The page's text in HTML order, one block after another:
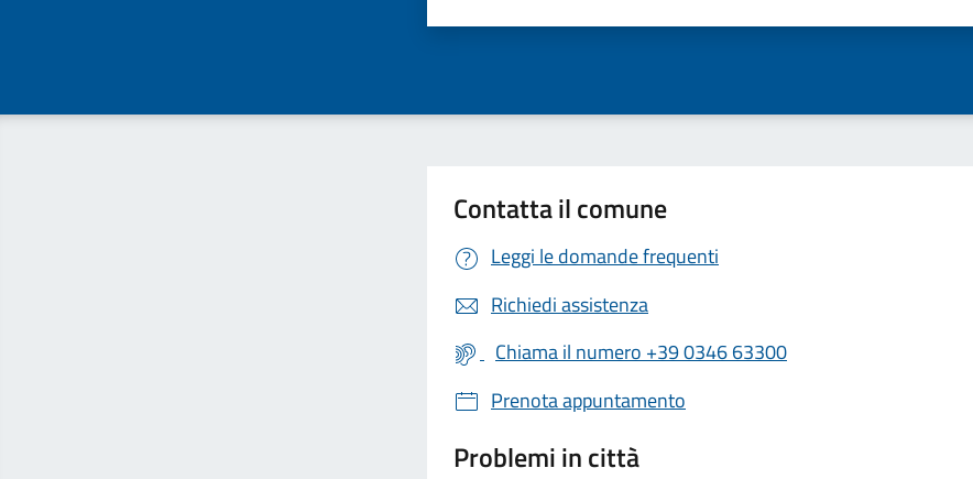
Contatta il comune
Leggi le domande frequenti
Richiedi assistenza
Chiama il numero +39 0346 63300
Prenota appuntamento
Problemi in città